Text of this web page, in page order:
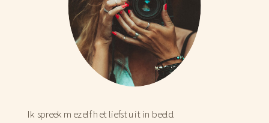
Ik spreek mezelf het liefst uit in beeld.